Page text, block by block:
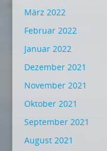
März 2022
Februar 2022
Januar 2022
Dezember 2021
November 2021
Oktober 2021
September 2021
August 2021